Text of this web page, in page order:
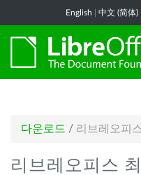
English 中文 (简体)
다운로드 / 리브레오피
리브레오피스